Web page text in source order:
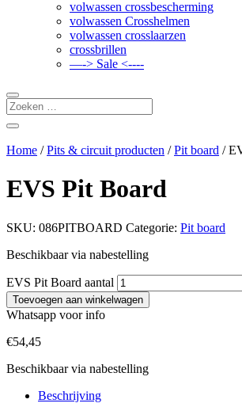
volwassen crossbescherming
volwassen Crosshelmen
volwassen crosslaarzen
crossbrillen
—-> Sale <----
Home /Pits & circuit producten /Pit board /
EVS Pit Board
SKU: 086PITBOARD Categorie: Pit board
Beschikbaar via nabestelling
EVS Pit Board aantal
Toevoegen aan winkelwagen
Whatsapp voor info
€54,45
Beschikbaar via nabestelling
Beschrijving